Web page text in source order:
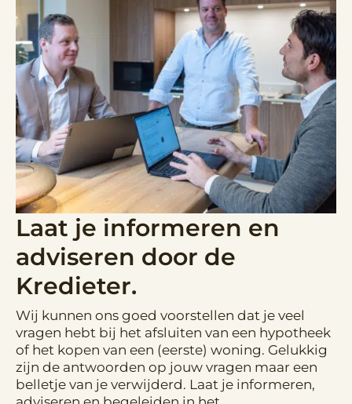
Laat je informeren en
adviseren door de
Kredieter.
Wij kunnen ons goed voorstellen dat je veel
vragen hebt bij het afsluiten van een hypotheek
of het kopen van een (eerste) woning. Gelukkig
zijn de antwoorden op jouw vragen maar een
belletje van je verwijderd. Laat je informeren,